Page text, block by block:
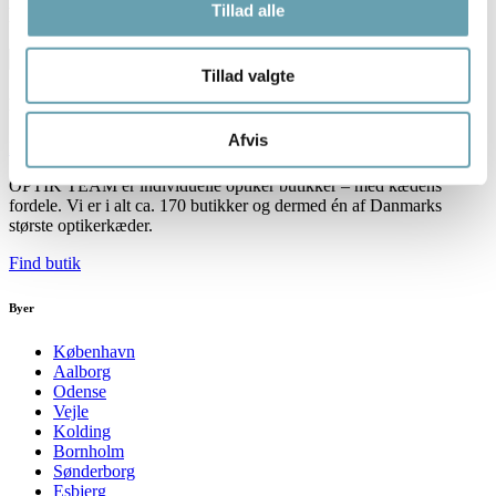
Tillad alle
Tillad valgte
Afvis
Resultater ()
OPTIK TEAM er individuelle optiker butikker – med kædens
fordele. Vi er i alt ca. 170 butikker og dermed én af Danmarks
største optikerkæder.
Find butik
Byer
København
Aalborg
Odense
Vejle
Kolding
Bornholm
Sønderborg
Esbjerg